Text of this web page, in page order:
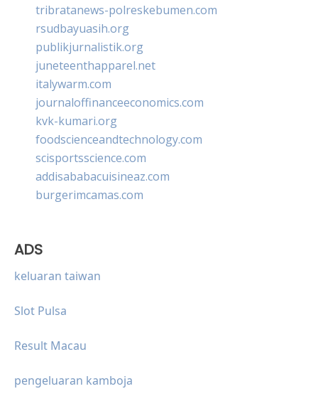
tribratanews-polreskebumen.com
rsudbayuasih.org
publikjurnalistik.org
juneteenthapparel.net
italywarm.com
journaloffinanceeconomics.com
kvk-kumari.org
foodscienceandtechnology.com
scisportsscience.com
addisababacuisineaz.com
burgerimcamas.com
ADS
keluaran taiwan
Slot Pulsa
Result Macau
pengeluaran kamboja